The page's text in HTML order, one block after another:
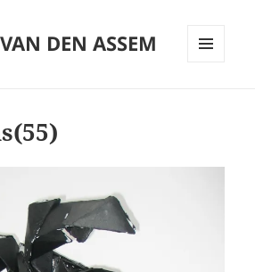
DEN ASSEM